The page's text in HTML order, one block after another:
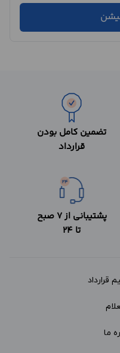
تضمین کامل بودن
قرارداد
پشتیبانی از 7 صبح
تا 24
قرارداد
ما